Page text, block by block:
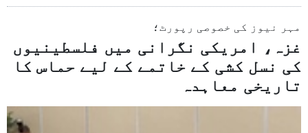
مہر نيوز کی خصوصی رپورٹ؛
غزہ، امریکی نگرانی میں فلسطینیوں
کی نسل کشی کے خاتمے کے لیے حماس کا
تاریخی معاہدہ